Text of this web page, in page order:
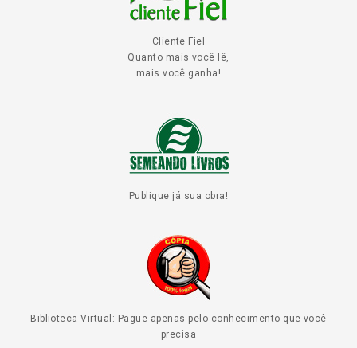
Cliente Fiel
Quanto mais você lê,
mais você ganha!
Publique já sua obra!
Biblioteca Virtual: Pague apenas pelo conhecimento que você
precisa